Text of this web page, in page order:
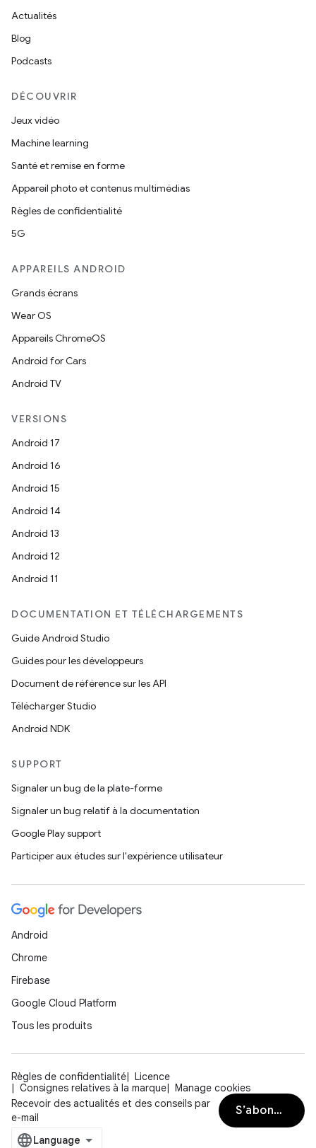
Actualités
Blog
Podcasts
DÉCOUVRIR
Jeux vidéo
Machine learning
Santé et remise en forme
Appareil photo et contenus multimédias
Règles de confidentialité
5G
APPAREILS ANDROID
Grands écrans
Wear OS
Appareils ChromeOS
Android for Cars
Android TV
VERSIONS
Android 17
Android 16
Android 15
Android 14
Android 13
Android 12
Android 11
DOCUMENTATION ET TÉLÉCHARGEMENTS
Guide Android Studio
Guides pour les développeurs
Document de référence sur les API
Télécharger Studio
Android NDK
SUPPORT
Signaler un bug de la plate-forme
Signaler un bug relatif à la documentation
Google Play support
Participer aux études sur l'expérience utilisateur
Android
Chrome
Firebase
Google Cloud Platform
Tous les produits
Règles de confidentialité
Licence
Consignes relatives à la marque
Manage cookies
Recevoir des actualités et des conseils par
e-mail
S’abonner